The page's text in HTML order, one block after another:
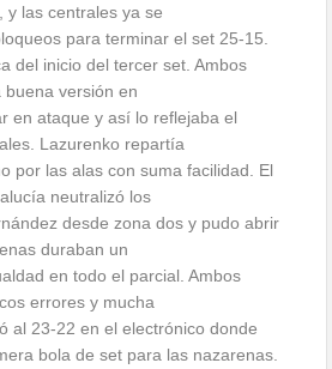
y las centrales ya se
para terminar el set 25-15.
del inicio del tercer set. Ambos
versión en
en ataque y así lo reflejaba el
Lazurenko repartía
por las alas con suma facilidad. El
neutralizó los
desde zona dos y pudo abrir
duraban un
en todo el parcial. Ambos
errores y mucha
al 23-22 en el electrónico donde
bola de set para las nazarenas.